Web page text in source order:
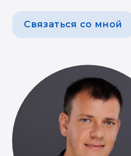
Связаться со мной